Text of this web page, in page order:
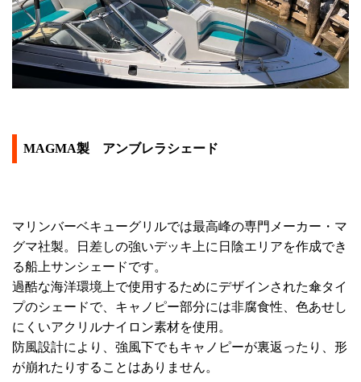
MAGMA製 アンブレラシェード
マリンバーベキューグリルでは最高峰の専門メーカー・マ
グマ社製。日差しの強いデッキ上に日陰エリアを作成でき
る船上サンシェードです。
過酷な海洋環境上で使用するためにデザインされた傘タイ
プのシェードで、キャノピー部分には非腐食性、色あせし
にくいアクリルナイロン素材を使用。
防風設計により、強風下でもキャノピーが裏返ったり、形
が崩れたりすることはありません。